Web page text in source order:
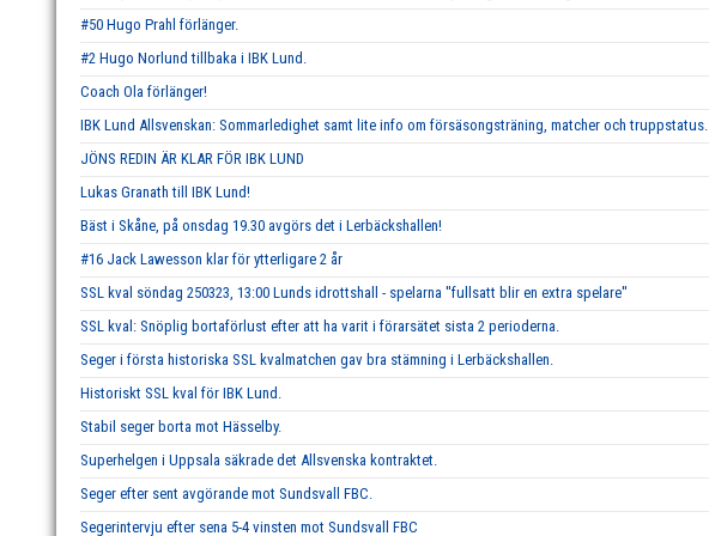
#50 Hugo Prahl förlänger.
#2 Hugo Norlund tillbaka i IBK Lund.
Coach Ola förlänger!
IBK Lund Allsvenskan: Sommarledighet samt lite info om försäsongsträning, matcher och truppstatus.
JÖNS REDIN ÄR KLAR FÖR IBK LUND
Lukas Granath till IBK Lund!
Bäst i Skåne, på onsdag 19.30 avgörs det i Lerbäckshallen!
#16 Jack Lawesson klar för ytterligare 2 år
SSL kval söndag 250323, 13:00 Lunds idrottshall - spelarna ''fullsatt blir en extra spelare''
SSL kval: Snöplig bortaförlust efter att ha varit i förarsätet sista 2 perioderna.
Seger i första historiska SSL kvalmatchen gav bra stämning i Lerbäckshallen.
Historiskt SSL kval för IBK Lund.
Stabil seger borta mot Hässelby.
Superhelgen i Uppsala säkrade det Allsvenska kontraktet.
Seger efter sent avgörande mot Sundsvall FBC.
Segerintervju efter sena 5-4 vinsten mot Sundsvall FBC